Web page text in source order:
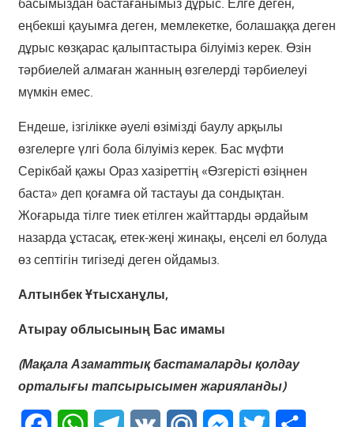
басымыздан бастағанымыз дұрыс. Елге деген,
еңбекші қауымға деген, мемлекетке, болашаққа деген
дұрыс көзқарас қалыптастыра білуіміз керек. Өзін
тәрбиелей алмаған жанның өзгелерді тәрбиелеуі
мүмкін емес.
Ендеше, ізгілікке әуелі өзімізді баулу арқылы
өзгелерге үлгі бола білуіміз керек. Бас мүфти
Серікбай қажы Ораз хазіреттің «Өзгерісті өзіңнен
баста» деп қоғамға ой таста­уы да сондықтан.
Жоғарыда тілге тиек етілген жайттарды әрдайым
назарда ұстасақ, етек-жеңі жинақы, еңселі ел болуда
өз септігін тигізеді деген ойдамыз.
Алтынбек Ұтысханұлы,
Атырау облысының Бас имамы
(Мақала Азаматтық бастамаларды қолдау
орталығы тапсырысымен жарияланды)